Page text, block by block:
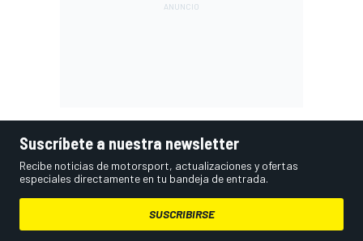
Suscríbete a nuestra newsletter
Recibe noticias de motorsport, actualizaciones y ofertas
especiales directamente en tu bandeja de entrada.
SUSCRIBIRSE